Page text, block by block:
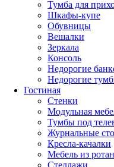
Тумба для
Шкафы-купе
Обувницы
Вешалки
Зеркала
Консоль
Недорогие
Недорогие
Гостиная
Стенки
Модульная
Тумбы под
Журнальные
Кресла-качалки
Мебель из
Стеллажи